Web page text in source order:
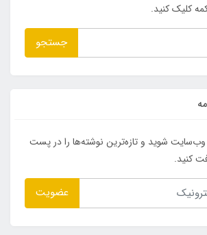
کلیک کنید.
جستجو
وب‌سایت شوید و تازه‌ترین نوشته‌ها را در پست
کنید.
عضویت